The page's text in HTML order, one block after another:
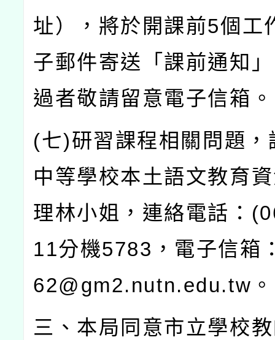
址），將於開課前5個工
子郵件寄送「課前通知
過者敬請留意電子信箱。
(七)研習課程相關問題，
中等學校本土語文教育
理林小姐，連絡電話：
11分機5783 ，電子信箱
62@gm2.nutn.edu.tw 。
三、本局同意市立學校